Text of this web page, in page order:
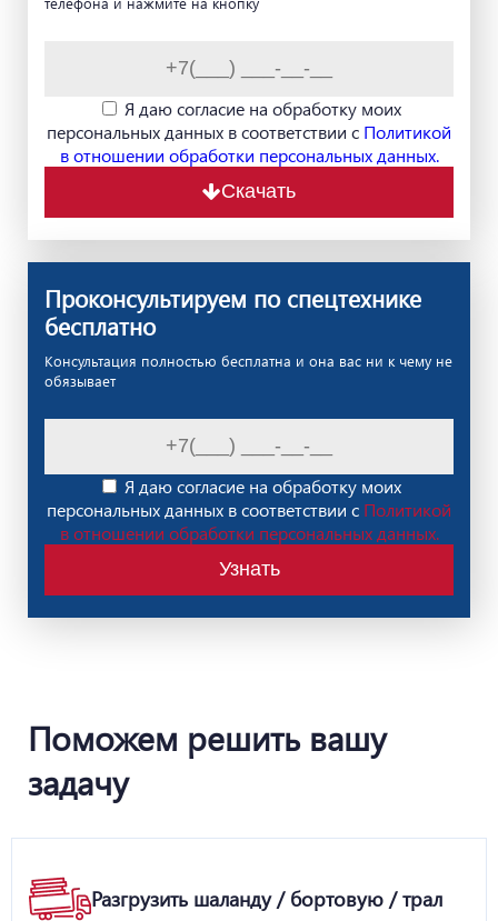
Я даю согласие на обработку моих
персональных данных в соответствии с Политикой
в отношении обработки персональных данных.
Скачать
Проконсультируем по спецтехнике
бесплатно
Консультация полностью бесплатна и она вас ни к чему не
обязывает
Я даю согласие на обработку моих
персональных данных в соответствии с Политикой
в отношении обработки персональных данных.
Узнать
Поможем решить вашу
задачу
Разгрузить шаланду / бортовую / трал